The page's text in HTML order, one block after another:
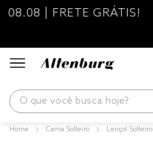
08.08 | FRETE GRÁTIS!
O que você busca hoje?
Cama Solteiro Lençol Solteiro